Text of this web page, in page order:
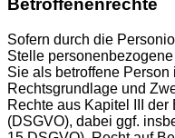
Betroffenenrechte
Sofern durch die
Stelle
Sie als betroffene
Rechtsgrundlage und
Rechte aus Kapitel III
(DSGVO), dabei ggf.